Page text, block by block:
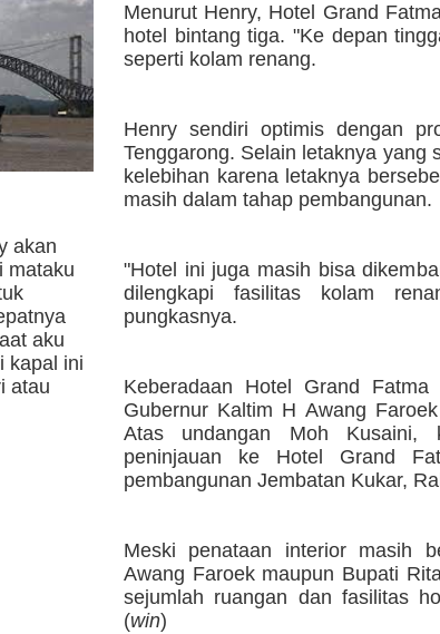
akan
mataku
aku
kapal ini
atau
Menurut Henry, Hotel Grand
hotel bintang tiga. "Ke depan
seperti kolam renang.
Henry sendiri optimis dengan
Tenggarong. Selain letaknya yang
kelebihan karena letaknya
masih dalam tahap pembangunan.
"Hotel ini juga masih bisa
dilengkapi fasilitas kolam
pungkasnya.
Keberadaan Hotel Grand
Gubernur Kaltim H Awang
Atas undangan Moh Kusaini,
peninjauan ke Hotel Grand
pembangunan Jembatan Kukar,
Meski penataan interior masih
Awang Faroek maupun Bupati
sejumlah ruangan dan fasilitas
(win)